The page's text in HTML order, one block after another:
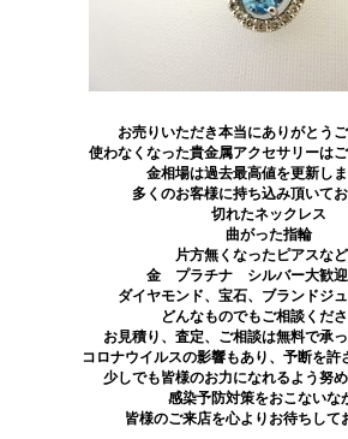
お売りいただき本当にありがとうご
使わなくなった貴金属アクセサリーは
金相場は過去最高値を更新しま
多くのお客様に持ち込み頂いてお
切れたネックレス
曲がった指輪
片方無くなったピアスな
金 プラチナ シルバー大歓迎
ダイヤモンド、宝石、ブランドジ
どんなものでもご相談くださ
お見積り、査定、ご相談は無料で承っ
コロナウイルスの影響もあり、予断を許
少しでも皆様のお力になれるよう努め
感染予防対策をおこないな
皆様のご来店を心よりお待ちして